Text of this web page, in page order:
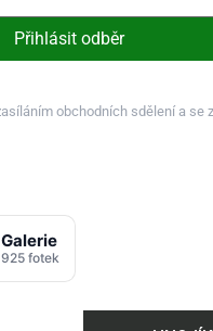
Přihlásit odběr
obchodních sdělení a se
Galerie
925 fotek